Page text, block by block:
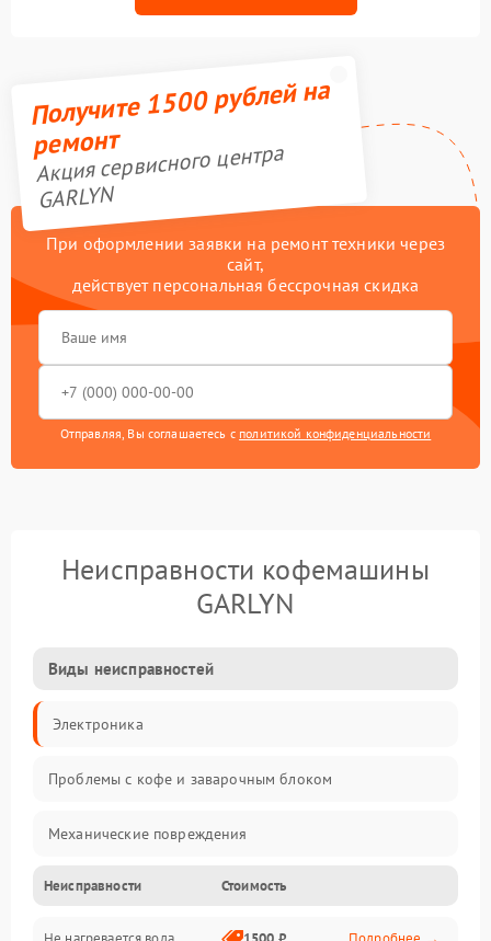
Получите 1500 рублей на
ремонт
Акция сервисного центра
GARLYN
При оформлении заявки на ремонт техники через
сайт,
действует персональная бессрочная скидка
Отправляя, Вы соглашаетесь с политикой конфиденциальности
Неисправности кофемашины
GARLYN
Виды неисправностей
Электроника
Проблемы с кофе и заварочным блоком
Механические повреждения
Прочие неисправности
Неисправности Стоимость